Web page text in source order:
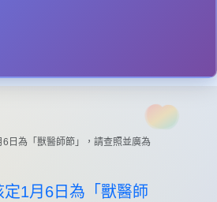
6日為「獸醫師節」，請查照並廣為
1月6日為「獸醫師